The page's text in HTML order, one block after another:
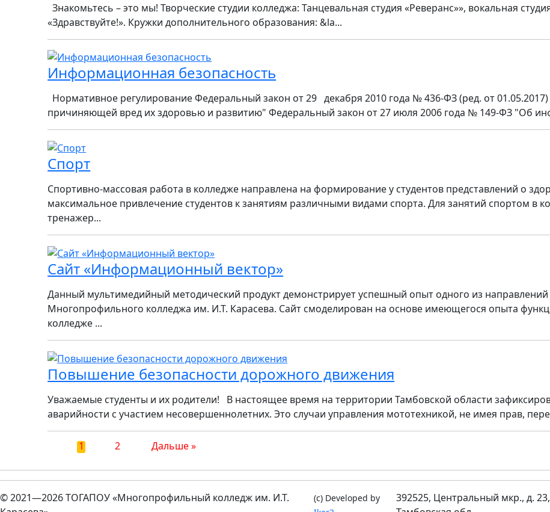
Знакомьтесь – это мы! Творческие студии колледжа: Танцевальная студия «Реверанс»», вокальная
«Здравствуйте!». Кружки дополнительного образования: &la...
Информационная безопасность
Нормативное регулирование Федеральный закон от 29 декабря 2010 года № 436-ФЗ (ред. от
причиняющей вред их здоровью и развитию" Федеральный закон от 27 июля 2006 года № 149-ФЗ "Об
Спорт
Спортивно-массовая работа в колледже направлена на формирование у студентов представлений о
максимальное привлечение студентов к занятиям различными видами спорта. Для занятий спортом в
тренажер...
Сайт «Информационный вектор»
Данный мультимедийный методический продукт демонстрирует успешный опыт одного из
Многопрофильного колледжа им. И.Т. Карасева. Сайт смоделирован на основе имеющегося опыта
колледже ...
Повышение безопасности дорожного движения
Уважаемые студенты и их родители! В настоящее время на территории Тамбовской области
аварийности с участием несовершеннолетних. Это случаи управления мототехникой, не имея прав,
1 2 Дальше »
© 2021—2026 ТОГАПОУ «Многопрофильный колледж им. И.Т.
(c) Developed by
392525, Центральный мкр., д.